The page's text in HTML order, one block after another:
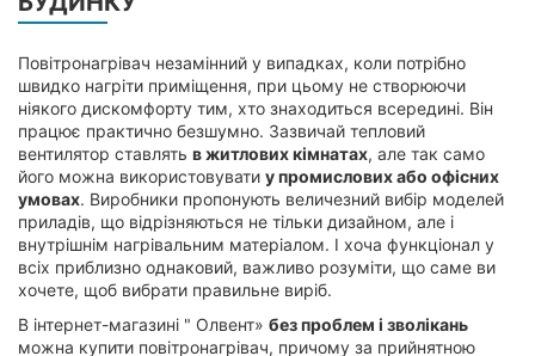
Повітронагрівач незамінний у випадках, коли потрібно
швидко нагріти приміщення, при цьому не створюючи
ніякого дискомфорту тим, хто знаходиться всередині. Він
працює практично безшумно. Зазвичай тепловий
вентилятор ставлять в житлових кімнатах, але так само
його можна використовувати у промислових або офісних
умовах. Виробники пропонують величезний вибір моделей
приладів, що відрізняються не тільки дизайном, але і
внутрішнім нагрівальним матеріалом. І хоча функціонал у
всіх приблизно однаковий, важливо розуміти, що саме ви
хочете, щоб вибрати правильне виріб.
В інтернет-магазині " Олвент» без проблем і зволікань
можна купити повітронагрівач, причому за прийнятною